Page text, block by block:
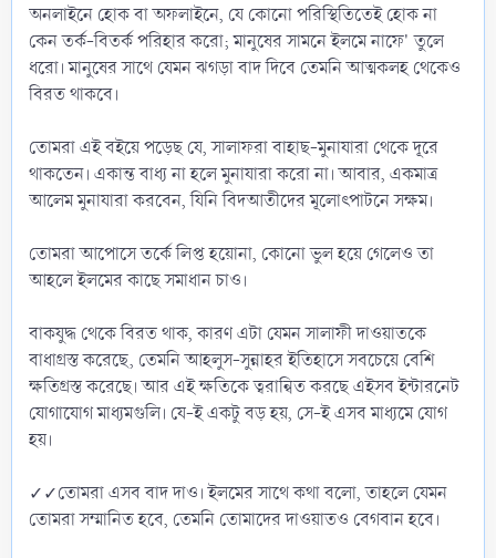
অনলাইনে হোক বা অফলাইনে, যে কোনো পরিস্থিতিতেই হোক না
কেন তর্ক-বিতর্ক পরিহার করো; মানুষের সামনে ইলমে নাফে' তুলে
ধরো। মানুষের সাথে যেমন ঝগড়া বাদ দিবে তেমনি আত্মকলহ থেকেও
বিরত থাকবে।
তোমরা এই বইয়ে পড়েছ যে, সালাফরা বাহাছ-মুনাযারা থেকে দূরে
থাকতেন। একান্ত বাধ্য না হলে মুনাযারা করো না। আবার, একমাত্র
আলেম মুনাযারা করবেন, যিনি বিদআতীদের মূলোৎপাটনে সক্ষম।
তোমরা আপোসে তর্কে লিপ্ত হয়োনা, কোনো ভুল হয়ে গেলেও তা
আহলে ইলমের কাছে সমাধান চাও।
বাকযুদ্ধ থেকে বিরত থাক, কারণ এটা যেমন সালাফী দাওয়াতকে
বাধাগ্রস্ত করেছে, তেমনি আহলুস-সুন্নাহর ইতিহাসে সবচেয়ে বেশি
ক্ষতিগ্রস্ত করেছে। আর এই ক্ষতিকে ত্বরান্বিত করছে এইসব ইন্টারনেট
যোগাযোগ মাধ্যমগুলি। যে-ই একটু বড় হয়, সে-ই এসব মাধ্যমে যোগ
হয়।
✓✓তোমরা এসব বাদ দাও। ইলমের সাথে কথা বলো, তাহলে যেমন
তোমরা সম্মানিত হবে, তেমনি তোমাদের দাওয়াতও বেগবান হবে।